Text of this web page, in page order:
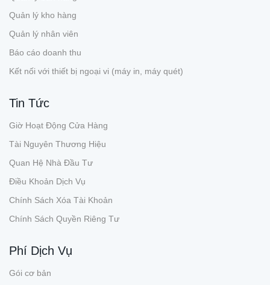
Quản lý kho hàng
Quản lý nhân viên
Báo cáo doanh thu
Kết nối với thiết bị ngoại vi (máy in, máy quét)
Tin Tức
Giờ Hoạt Động Cửa Hàng
Tài Nguyên Thương Hiệu
Quan Hệ Nhà Đầu Tư
Điều Khoản Dịch Vụ
Chính Sách Xóa Tài Khoản
Chính Sách Quyền Riêng Tư
Phí Dịch Vụ
Gói cơ bản